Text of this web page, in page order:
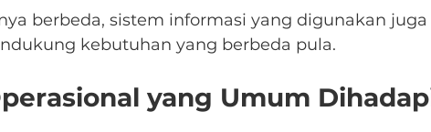
berbeda, sistem informasi yang digunakan
kebutuhan yang berbeda pula.
yang Umum